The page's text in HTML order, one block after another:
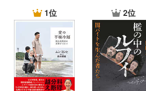
1位 2位